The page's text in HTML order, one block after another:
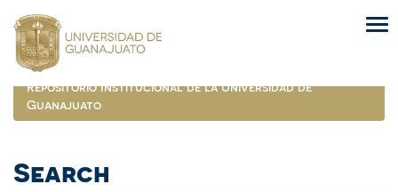
navigation
Repositorio Institucional de la Universidad de
Guanajuato
Search